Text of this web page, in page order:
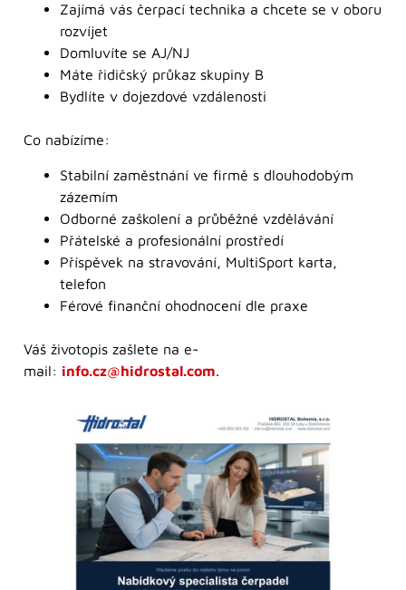
Zajímá vás čerpací technika a chcete se v oboru
rozvíjet
Domluvíte se AJ/NJ
Máte řidičský průkaz skupiny B
Bydlíte v dojezdové vzdálenosti
Co nabízíme:
Stabilní zaměstnání ve firmě s dlouhodobým
zázemím
Odborné zaškolení a průběžné vzdělávání
Přátelské a profesionální prostředí
Příspěvek na stravování, MultiSport karta,
telefon
Férové finanční ohodnocení dle praxe
Váš životopis zašlete na e-
mail: info.cz@hidrostal.com